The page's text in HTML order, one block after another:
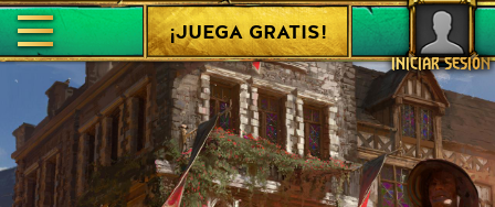
INICIAR SESIÓN
¡JUEGA GRATIS!